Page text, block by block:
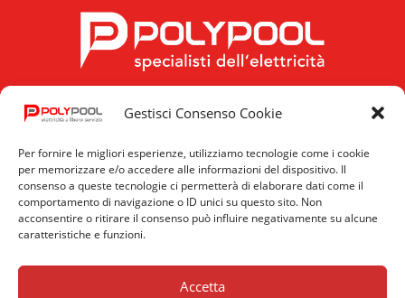
Gestisci Consenso Cookie
Per fornire le migliori esperienze, utilizziamo tecnologie come i cookie
per memorizzare e/o accedere alle informazioni del dispositivo. Il
consenso a queste tecnologie ci permetterà di elaborare dati come il
comportamento di navigazione o ID unici su questo sito. Non
acconsentire o ritirare il consenso può influire negativamente su alcune
caratteristiche e funzioni.
Accetta
Privacy
Cookie
Policy
News